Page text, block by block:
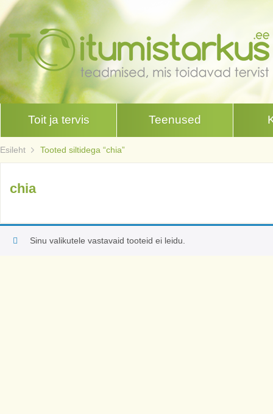
Toit ja tervis Teenused
Esileht Tooted siltidega “chia”
chia
Sinu valikutele vastavaid tooteid ei leidu.